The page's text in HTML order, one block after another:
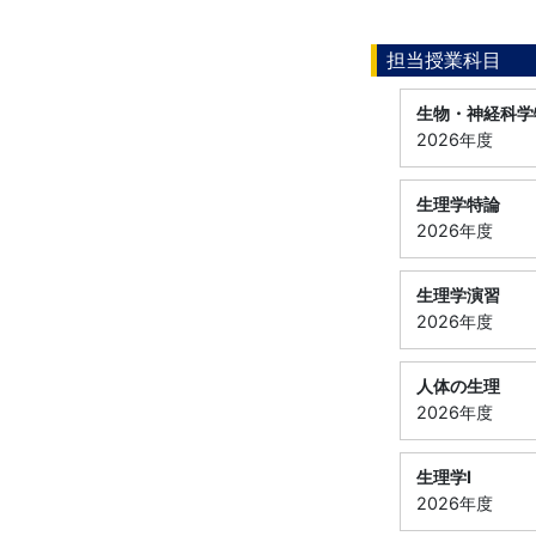
担当授業科目
生物・神経科学
2026年度
生理学特論
2026年度
生理学演習
2026年度
人体の生理
2026年度
生理学Ⅰ
2026年度